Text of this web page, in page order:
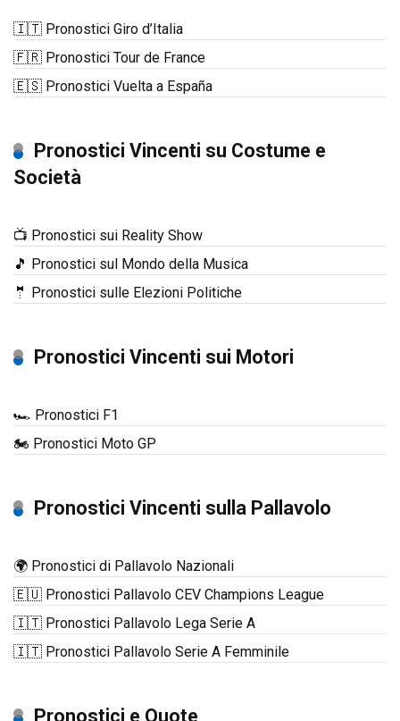
🇮🇹 Pronostici Giro d’Italia
🇫🇷 Pronostici Tour de France
🇪🇸 Pronostici Vuelta a España
Pronostici Vincenti su Costume e
Società
📺 Pronostici sui Reality Show
🎵 Pronostici sul Mondo della Musica
🤵 Pronostici sulle Elezioni Politiche
Pronostici Vincenti sui Motori
🏎️ Pronostici F1
🏍️ Pronostici Moto GP
Pronostici Vincenti sulla Pallavolo
🌍 Pronostici di Pallavolo Nazionali
🇪🇺 Pronostici Pallavolo CEV Champions League
🇮🇹 Pronostici Pallavolo Lega Serie A
🇮🇹 Pronostici Pallavolo Serie A Femminile
Pronostici e Quote